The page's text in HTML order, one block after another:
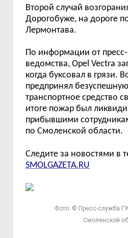
Второй случай
Дорогобуже, на дороге
Лермонтава.
По информации от
ведомства,Opel Vectra
когда буксовал в грязи.
предпринял
транспортное средство
итоге пожар был
прибывшими
по Смоленской области.
Следите за новостями в
SMOLGAZETA.RU
Фото: © Пресс-служба
Смоленской